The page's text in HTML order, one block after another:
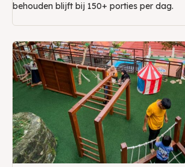
behouden blijft bij 150+ porties per dag.